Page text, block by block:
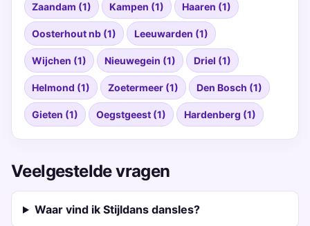
Zaandam (1) Kampen (1) Haaren (1)
Oosterhout nb (1) Leeuwarden (1)
Wijchen (1) Nieuwegein (1) Driel (1)
Helmond (1) Zoetermeer (1) Den Bosch (1)
Gieten (1) Oegstgeest (1) Hardenberg (1)
Veelgestelde vragen
Waar vind ik Stijldans dansles?